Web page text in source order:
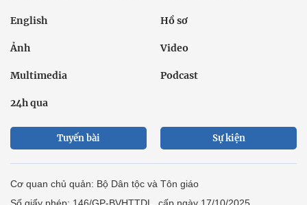
English Hồ sơ
Ảnh Video
Multimedia Podcast
24h qua
Tuyến bài Sự kiện
Cơ quan chủ quản: Bộ Dân tộc và Tôn giáo